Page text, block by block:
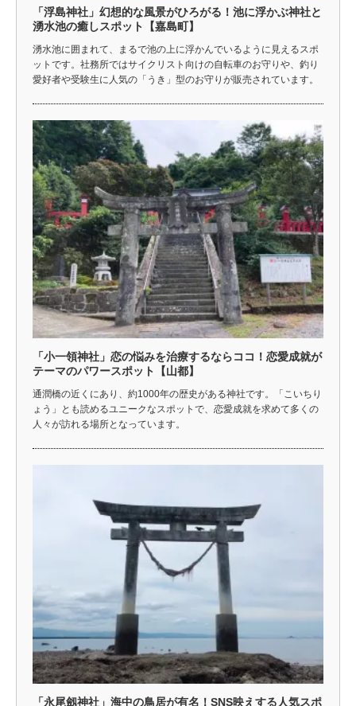
「浮島神社」幻想的な風景がひろがる！池に浮かぶ神社と
湧水池の癒しスポット【嘉島町】
湧水池に囲まれて、まるで池の上に浮かんでいるように見えるスポ
ットです。社務所ではサイクリスト向けの自転車のお守りや、釣り
愛好者や受験生に人気の「うき」型のお守りが販売されています。
「小一領神社」恋の悩みを治療するならココ！恋愛成就が
テーマのパワースポット【山都】
通潤橋の近くにあり、約1000年の歴史がある神社です。「こいちり
ょう」とも読めるユニークなスポットで、恋愛成就を求めて多くの
人々が訪れる場所となっています。
「永尾劔神社」海中の鳥居が有名！SNS映えする人気スポ